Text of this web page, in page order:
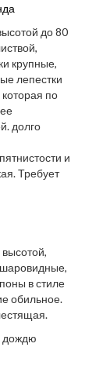
до 80
крупные,
лепестки
по
долго
и
Требует
в стиле
обильное.
дождю